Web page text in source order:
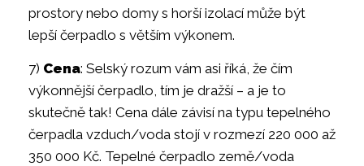
prostory nebo domy s horší izolací může být
lepší čerpadlo s větším výkonem.
7) Cena: Selský rozum vám asi říká, že čím
výkonnější čerpadlo, tím je dražší – a je to
skutečně tak! Cena dále závisí na typu tepelného
čerpadla vzduch/voda stojí v rozmezí 220 000 až
350 000 Kč. Tepelné čerpadlo země/voda